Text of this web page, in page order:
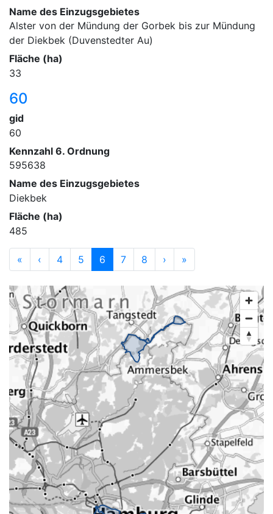
Name des Einzugsgebietes
Alster von der Mündung der Gorbek bis zur Mündung
der Diekbek (Duvenstedter Au)
Fläche (ha)
33
60
gid
60
Kennzahl 6. Ordnung
595638
Name des Einzugsgebietes
Diekbek
Fläche (ha)
485
« ‹ 4 5 6 7 8 › »